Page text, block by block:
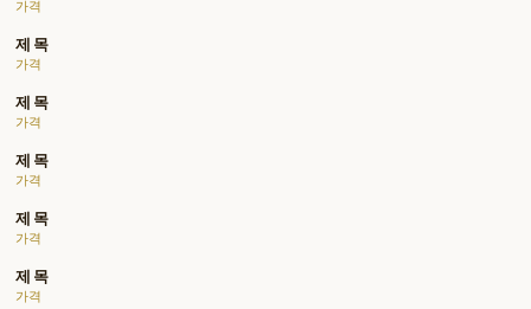
가격
제목
가격
제목
가격
제목
가격
제목
가격
제목
가격